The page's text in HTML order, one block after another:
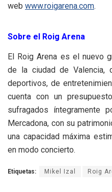
web www.roigarena.com.
Sobre el Roig Arena
El Roig Arena es el nuevo
de la ciudad de Valencia,
deportivos, de
cuenta con un
sufragados íntegramente
Mercadona, con su
una capacidad máxima
en modo concierto.
Etiquetas: Mikel Izal Roig